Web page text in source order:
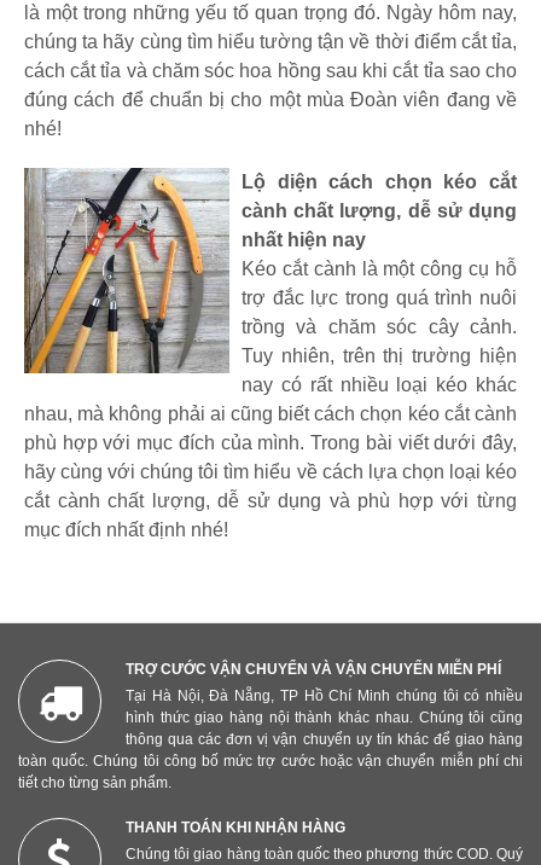
là một trong những yếu tố quan trọng đó. Ngày hôm nay,
chúng ta hãy cùng tìm hiểu tường tận về thời điểm cắt tỉa,
cách cắt tỉa và chăm sóc hoa hồng sau khi cắt tỉa sao cho
đúng cách để chuẩn bị cho một mùa Đoàn viên đang về
nhé!
Lộ diện cách chọn kéo cắt
cành chất lượng, dễ sử dụng
nhất hiện nay
Kéo cắt cành là một công cụ hỗ
trợ đắc lực trong quá trình nuôi
trồng và chăm sóc cây cảnh.
Tuy nhiên, trên thị trường hiện
nay có rất nhiều loại kéo khác
nhau, mà không phải ai cũng biết cách chọn kéo cắt cành
phù hợp với mục đích của mình. Trong bài viết dưới đây,
hãy cùng với chúng tôi tìm hiểu về cách lựa chọn loại kéo
cắt cành chất lượng, dễ sử dụng và phù hợp với từng
mục đích nhất định nhé!
TRỢ CƯỚC VẬN CHUYỂN VÀ VẬN CHUYỂN MIỄN PHÍ
Tại Hà Nội, Đà Nẵng, TP Hồ Chí Minh chúng tôi có nhiều
hình thức giao hàng nội thành khác nhau. Chúng tôi cũng
thông qua các đơn vị vận chuyển uy tín khác để giao hàng
toàn quốc. Chúng tôi công bố mức trợ cước hoặc vận chuyển miễn phí chi
tiết cho từng sản phẩm.
THANH TOÁN KHI NHẬN HÀNG
Chúng tôi giao hàng toàn quốc theo phương thức COD. Quý